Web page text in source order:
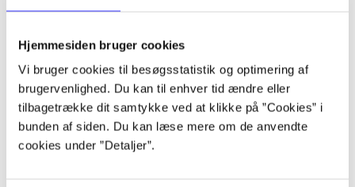
Hjemmesiden bruger cookies
Vi bruger cookies til besøgsstatistik og optimering af
brugervenlighed. Du kan til enhver tid ændre eller
tilbagetrække dit samtykke ved at klikke på ”Cookies” i
bunden af siden. Du kan læse mere om de anvendte
cookies under ”Detaljer”.
lorem ipsum dolor sit amet ...
lorem ipsum dolor sit amet ...
lorem ipsum dolor sit amet ...
lorem ipsum dolor sit amet ...
lorem ipsum dolor sit amet ...
lorem ipsum dolor sit amet ...